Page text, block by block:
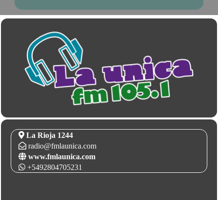
La Rioja 1244
radio@fmlaunica.com
www.fmlaunica.com
+5492804705231